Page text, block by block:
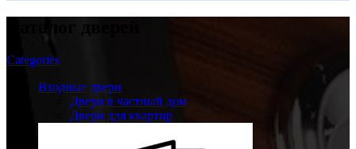
Categories
Входные двери
Двери в частный дом
Двери для квартир